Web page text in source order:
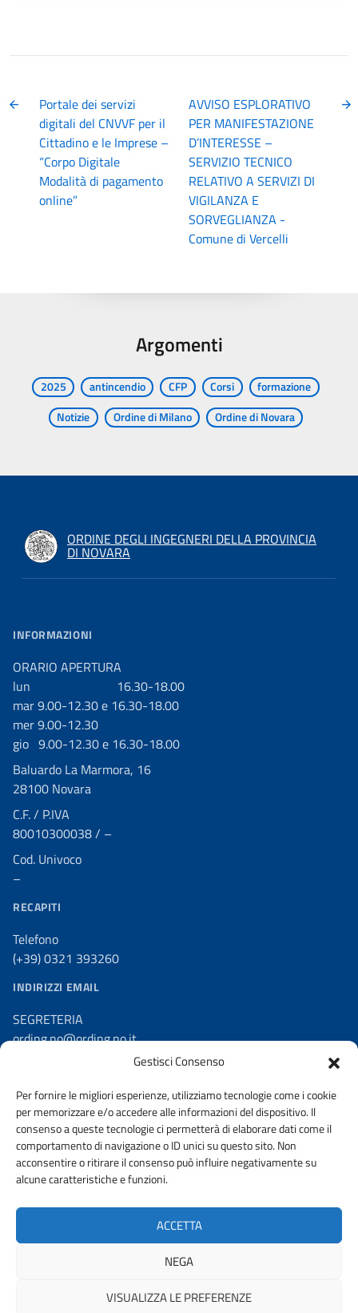
Gestisci Consenso
Per fornire le migliori esperienze, utilizziamo tecnologie come i cookie
per memorizzare e/o accedere alle informazioni del dispositivo. Il
consenso a queste tecnologie ci permetterà di elaborare dati come il
comportamento di navigazione o ID unici su questo sito. Non
acconsentire o ritirare il consenso può influire negativamente su
alcune caratteristiche e funzioni.
ACCETTA
NEGA
VISUALIZZA LE PREFERENZE
Portale dei servizi
digitali del CNVVF per il
Cittadino e le Imprese –
“Corpo Digitale
Modalità di pagamento
online”
AVVISO ESPLORATIVO
PER MANIFESTAZIONE
D’INTERESSE –
SERVIZIO TECNICO
RELATIVO A SERVIZI DI
VIGILANZA E
SORVEGLIANZA -
Comune di Vercelli
Argomenti
2025 antincendio CFP Corsi
formazione
Notizie
Ordine di Milano Ordine di Novara
ORDINE DEGLI INGEGNERI DELLA PROVINCIA
DI NOVARA
INFORMAZIONI
ORARIO APERTURA
lun 16.30-18.00
mar 9.00-12.30 e 16.30-18.00
mer 9.00-12.30
gio 9.00-12.30 e 16.30-18.00
Baluardo La Marmora, 16
28100 Novara
C.F. / P.IVA
80010300038 / –
Cod. Univoco
–
RECAPITI
Telefono
(+39) 0321 393260
INDIRIZZI EMAIL
SEGRETERIA
ording.no@ording.no.it
AMMINISTRAZIONE TRASPARENTE
DICHIARAZIONE DI ACCESSIBILITA’
© 2026 ORDINE DEGLI INGEGNERI DELLA PROVINCIA DI NOVARA |